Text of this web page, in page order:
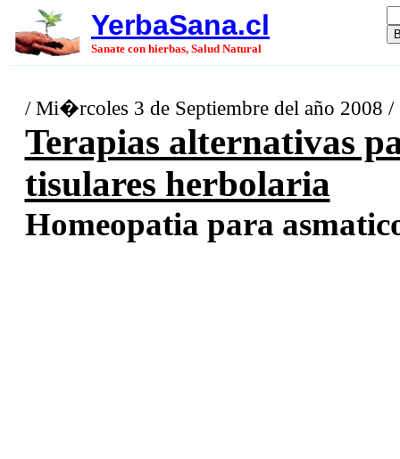
YerbaSana.cl
Sanate con hierbas, Salud Natural
/ Mi�rcoles 3 de Septiembre del año 2008 /
Terapias alternativas
tisulares herbolaria
Homeopatia para